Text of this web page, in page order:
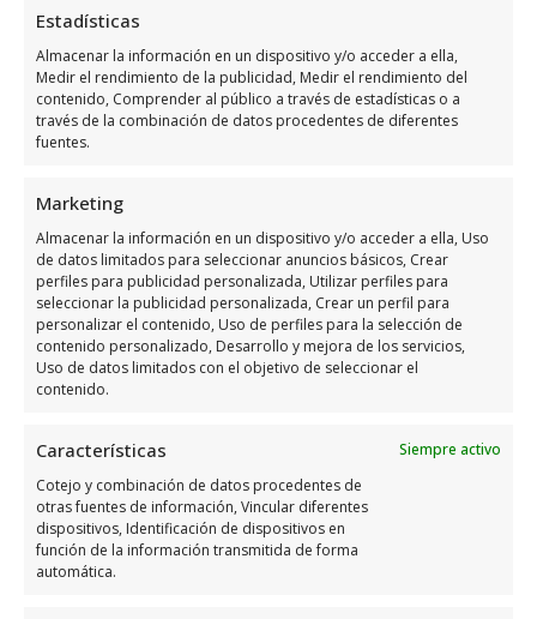
Estadísticas
Almacenar la información en un dispositivo y/o acceder a ella,
Medir el rendimiento de la publicidad, Medir el rendimiento del
contenido, Comprender al público a través de estadísticas o a
través de la combinación de datos procedentes de diferentes
fuentes.
Marketing
Almacenar la información en un dispositivo y/o acceder a ella, Uso
de datos limitados para seleccionar anuncios básicos, Crear
perfiles para publicidad personalizada, Utilizar perfiles para
seleccionar la publicidad personalizada, Crear un perfil para
personalizar el contenido, Uso de perfiles para la selección de
contenido personalizado, Desarrollo y mejora de los servicios,
Uso de datos limitados con el objetivo de seleccionar el
contenido.
Características
Siempre activo
Cotejo y combinación de datos procedentes de
otras fuentes de información, Vincular diferentes
dispositivos, Identificación de dispositivos en
función de la información transmitida de forma
automática.
Horario de servicio de Union De
Redes De Fibra Optica Sl
Días Horario
Lunes
9:00 a 19:00
Martes
Jueves
Viernes
9:00 a 14:00
Sábado
Cerrado
Domingo